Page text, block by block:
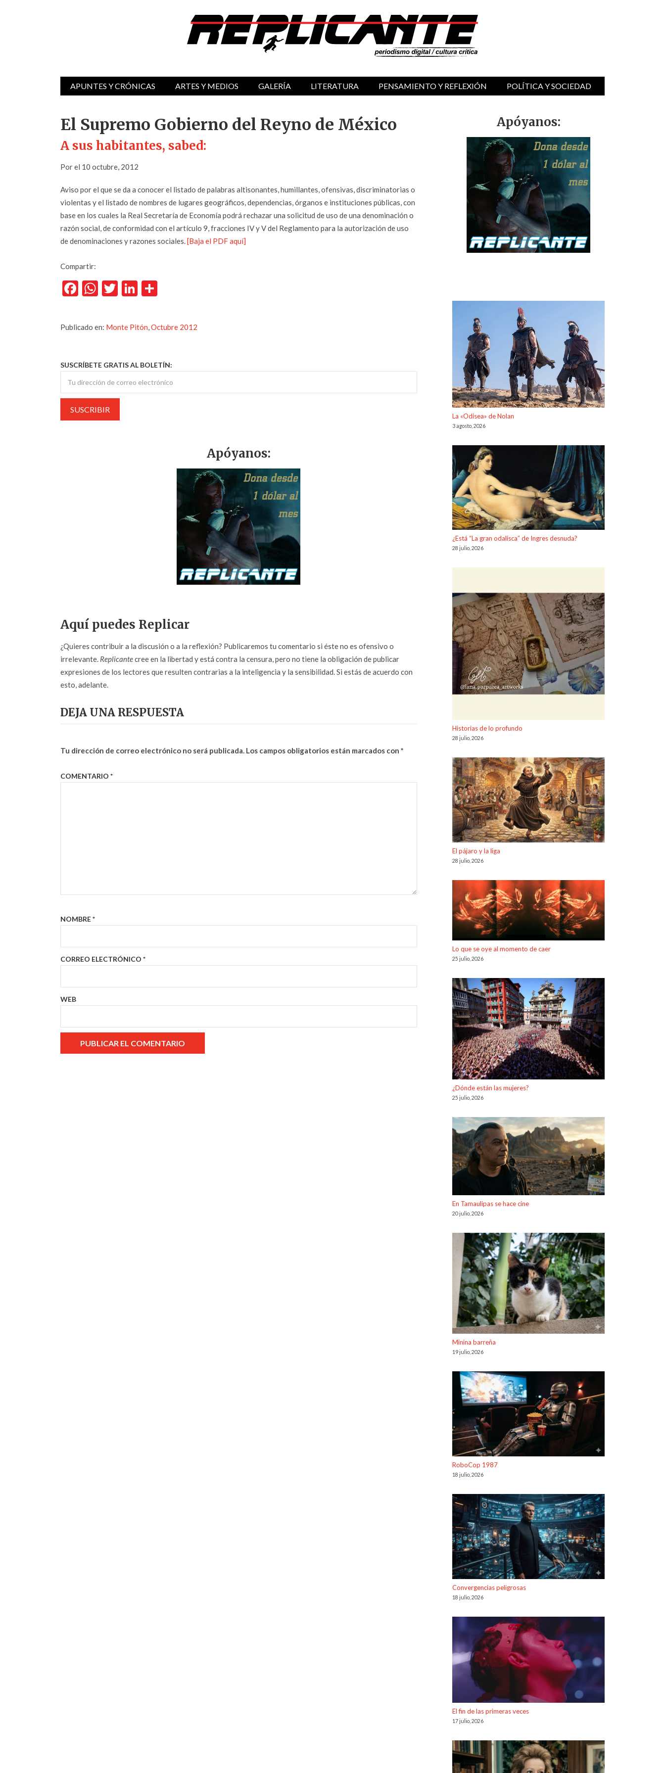
APUNTES Y CRÓNICAS ARTES Y MEDIOS GALERÍA LITERATURA PENSAMIENTO Y REFLEXIÓN POLÍTICA Y SOCIEDAD
El Supremo Gobierno del Reyno de México
A sus habitantes, sabed:
Por el 10 octubre, 2012
Aviso por el que se da a conocer el listado de palabras altisonantes, humillantes, ofensivas, discriminatorias o
violentas y el listado de nombres de lugares geográficos, dependencias, órganos e instituciones públicas, con
base en los cuales la Real Secretaría de Economía podrá rechazar una solicitud de uso de una denominación o
razón social, de conformidad con el artículo 9, fracciones IV y V del Reglamento para la autorización de uso
de denominaciones y razones sociales.[Baja el PDF aquí]
Compartir:
Facebook
WhatsApp
TwitterLinkedIn
Publicado en: Monte Pitón,Octubre 2012
SUSCRÍBETE GRATIS AL BOLETÍN:
Apóyanos:
Aquí puedes Replicar
¿Quieres contribuir a la discusión o a la reflexión? Publicaremos tu comentario si éste no es ofensivo o
irrelevante. Replicantecree en la libertad y está contra la censura, pero no tiene la obligación de publicar
expresiones de los lectores que resulten contrarias a la inteligencia y la sensibilidad. Si estás de acuerdo con
esto, adelante.
DEJA UNA RESPUESTA
Tu dirección de correo electrónico no será publicada. Los campos obligatorios están marcados con *
COMENTARIO *
NOMBRE*
CORREO ELECTRÓNICO *
WEB
Apóyanos:
La «Odisea» de Nolan
3 agosto, 2026
¿Está “La gran odalisca” de Ingres desnuda?
28 julio, 2026
Historias de lo profundo
28 julio, 2026
El pájaro y la liga
28 julio, 2026
Lo que se oye al momento de caer
25 julio, 2026
¿Dónde están las mujeres?
25 julio, 2026
En Tamaulipas se hace cine
20 julio, 2026
Minina barreña
19 julio, 2026
RoboCop 1987
18 julio, 2026
Convergencias peligrosas
18 julio, 2026
El fin de las primeras veces
17 julio, 2026